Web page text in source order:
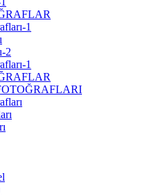
1
2
1